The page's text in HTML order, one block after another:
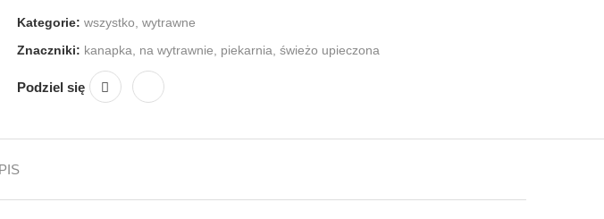
Kategorie: wszystko wytrawne
Znaczniki: kanapka na wytrawnie piekarnia świeżo upieczona
Podziel się